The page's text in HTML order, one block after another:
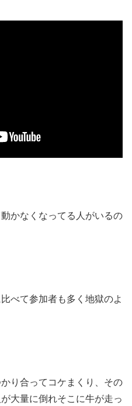
かなくなってる人がいるの
べて参加者も多く地獄のよ
り合ってコケまくり、その
大量に倒れそこに牛が走っ